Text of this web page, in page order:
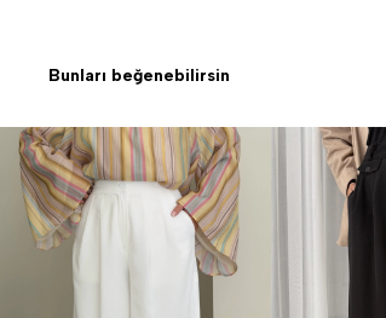
Bunları beğenebilirsin